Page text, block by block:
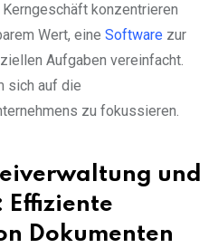
konzentrieren
Wert, eine Software zur
Aufgaben vereinfacht.
sich auf die
zu fokussieren.
und
Dokumenten